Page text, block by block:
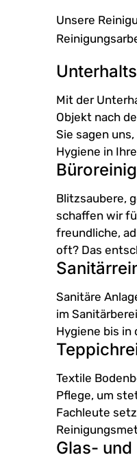
Unsere
Mit der
Objekt nach
Sie sagen
Hygiene in
Blitzsaubere,
schaffen wir
freundliche,
oft? Das
Sanitäre
im
Hygiene bis
Textile
Pflege, um
Fachleute
Glas-